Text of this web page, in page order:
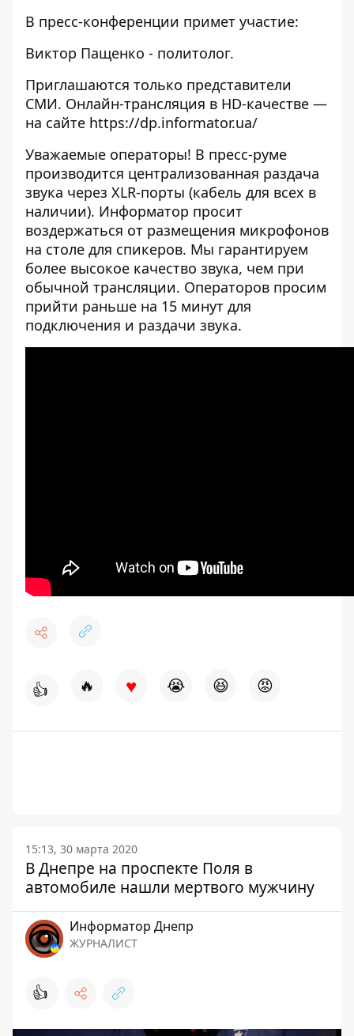
В пресс-конференции примет участие:
Виктор Пащенко - политолог.
Приглашаются только представители
СМИ. Онлайн-трансляция в HD-качестве —
на сайте https://dp.informator.ua/
Уважаемые операторы! В пресс-руме
производится централизованная раздача
звука через XLR-порты (кабель для всех в
наличии). Информатор просит
воздержаться от размещения микрофонов
на столе для спикеров. Мы гарантируем
более высокое качество звука, чем при
обычной трансляции. Операторов просим
прийти раньше на 15 минут для
подключения и раздачи звука.
👍 🔥 ♥ 😭 😆 😡
15:13, 30 марта 2020
В Днепре на проспекте Поля в
автомобиле нашли мертвого мужчину
Информатор Днепр
ЖУРНАЛИСТ
👍